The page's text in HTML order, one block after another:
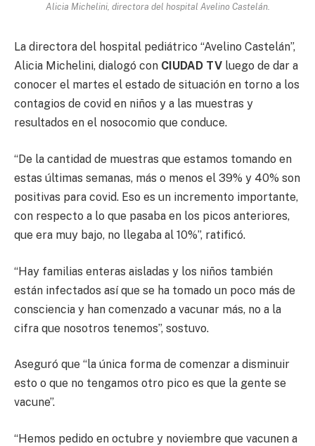
Alicia Michelini, directora del hospital Avelino Castelán.
La directora del hospital pediátrico “Avelino Castelán”,
Alicia Michelini, dialogó con CIUDAD TV luego de dar a
conocer el martes el estado de situación en torno a los
contagios de covid en niños y a las muestras y
resultados en el nosocomio que conduce.
“De la cantidad de muestras que estamos tomando en
estas últimas semanas, más o menos el 39% y 40% son
positivas para covid. Eso es un incremento importante,
con respecto a lo que pasaba en los picos anteriores,
que era muy bajo, no llegaba al 10%”, ratificó.
“Hay familias enteras aisladas y los niños también
están infectados así que se ha tomado un poco más de
consciencia y han comenzado a vacunar más, no a la
cifra que nosotros tenemos”, sostuvo.
Aseguró que “la única forma de comenzar a disminuir
esto o que no tengamos otro pico es que la gente se
vacune”.
“Hemos pedido en octubre y noviembre que vacunen a